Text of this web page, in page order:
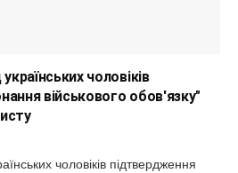
чоловіків
військового обов'язку"
чоловіків підтвердження